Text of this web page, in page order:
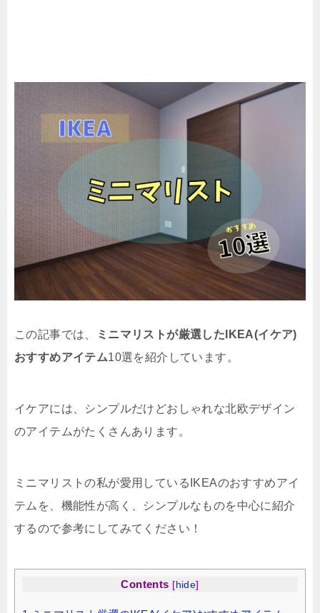
この記事では、
ミニマリストが厳選したIKEA(イケア)
おすすめアイテム10選を紹介しています。
イケアには、シンプルだけどおしゃれな北欧デザイン
のアイテムがたくさんあります。
ミニマリストの私が愛用しているIKEAのおすすめアイ
テムを、機能性が高く、シンプルなものを中心に紹介
するので参考にしてみてください！
Contents [ hide]